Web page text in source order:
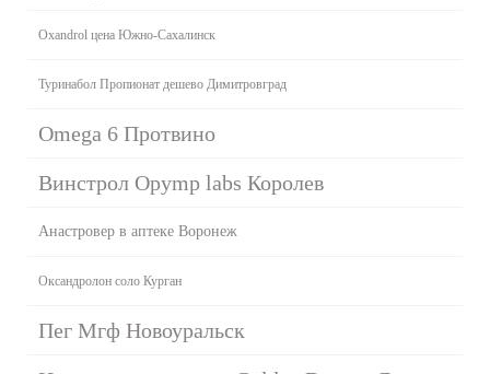
Oxandrol цена Южно-Сахалинск
Туринабол Пропионат дешево Димитровград
Omega 6 Протвино
Винстрол Opymp labs Королев
Анастровер в аптеке Воронеж
Оксандролон соло Курган
Пег Мгф Новоуральск